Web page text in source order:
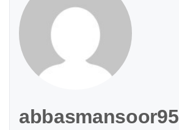
abbasmansoor95